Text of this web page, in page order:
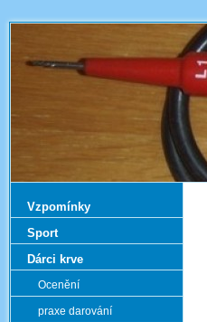
Vzpomínky
Sport
Dárci krve
Ocenění
praxe darování